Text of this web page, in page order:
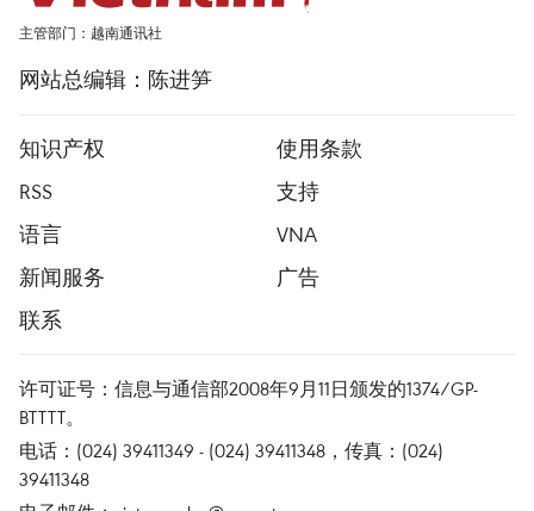
主管部门：越南通讯社
网站总编辑：陈进笋
知识产权
使用条款
RSS
支持
语言
VNA
新闻服务
广告
联系
许可证号：信息与通信部2008年9月11日颁发的1374/GP-
BTTTT。
电话：(024) 39411349 - (024) 39411348，传真：(024)
39411348